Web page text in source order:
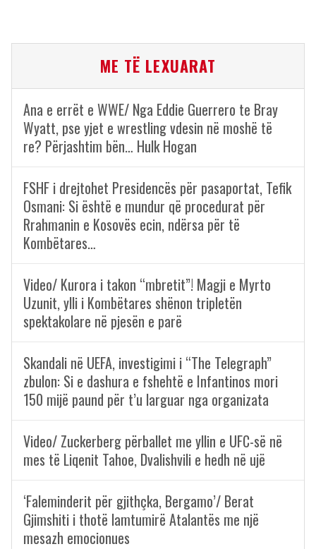
ME TË LEXUARAT
Ana e errët e WWE/ Nga Eddie Guerrero te Bray
Wyatt, pse yjet e wrestling vdesin në moshë të
re? Përjashtim bën… Hulk Hogan
FSHF i drejtohet Presidencës për pasaportat, Tefik
Osmani: Si është e mundur që procedurat për
Rrahmanin e Kosovës ecin, ndërsa për të
Kombëtares…
Video/ Kurora i takon “mbretit”! Magji e Myrto
Uzunit, ylli i Kombëtares shënon tripletën
spektakolare në pjesën e parë
Skandali në UEFA, investigimi i “The Telegraph”
zbulon: Si e dashura e fshehtë e Infantinos mori
150 mijë paund për t’u larguar nga organizata
Video/ Zuckerberg përballet me yllin e UFC-së në
mes të Liqenit Tahoe, Dvalishvili e hedh në ujë
‘Faleminderit për gjithçka, Bergamo’/ Berat
Gjimshiti i thotë lamtumirë Atalantës me një
mesazh emocionues